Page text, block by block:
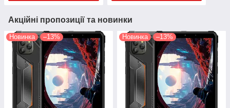
Акційні пропозиції та новинки
Новинка –13% Новинка –13%